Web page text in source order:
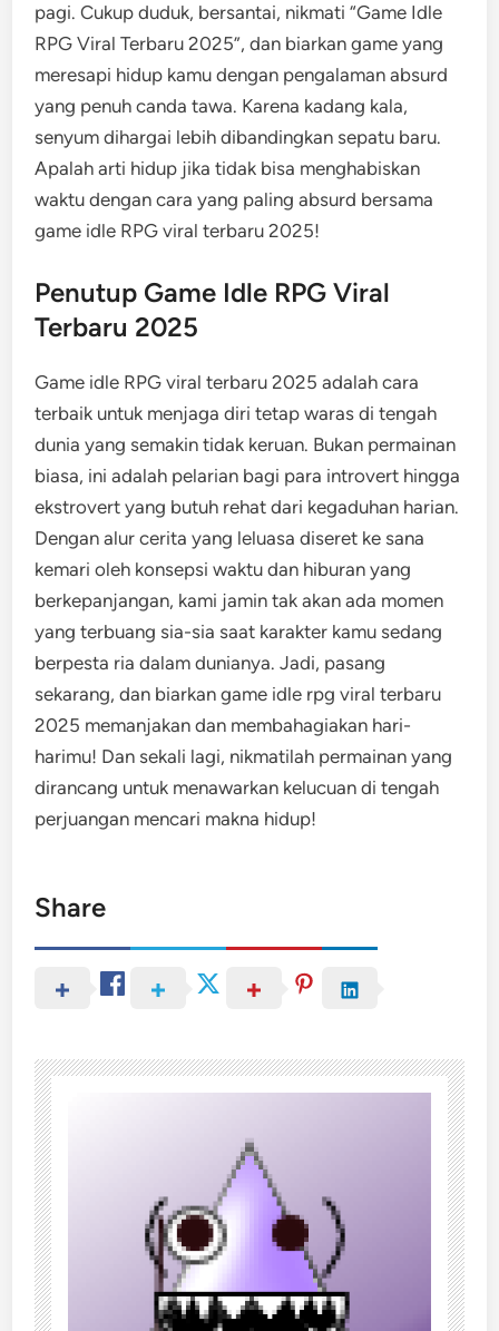
pagi. Cukup duduk, bersantai, nikmati “Game Idle
RPG Viral Terbaru 2025”, dan biarkan game yang
meresapi hidup kamu dengan pengalaman absurd
yang penuh canda tawa. Karena kadang kala,
senyum dihargai lebih dibandingkan sepatu baru.
Apalah arti hidup jika tidak bisa menghabiskan
waktu dengan cara yang paling absurd bersama
game idle RPG viral terbaru 2025!
Penutup Game Idle RPG Viral
Terbaru 2025
Game idle RPG viral terbaru 2025 adalah cara
terbaik untuk menjaga diri tetap waras di tengah
dunia yang semakin tidak keruan. Bukan permainan
biasa, ini adalah pelarian bagi para introvert hingga
ekstrovert yang butuh rehat dari kegaduhan harian.
Dengan alur cerita yang leluasa diseret ke sana
kemari oleh konsepsi waktu dan hiburan yang
berkepanjangan, kami jamin tak akan ada momen
yang terbuang sia-sia saat karakter kamu sedang
berpesta ria dalam dunianya. Jadi, pasang
sekarang, dan biarkan game idle rpg viral terbaru
2025 memanjakan dan membahagiakan hari-
harimu! Dan sekali lagi, nikmatilah permainan yang
dirancang untuk menawarkan kelucuan di tengah
perjuangan mencari makna hidup!
Share